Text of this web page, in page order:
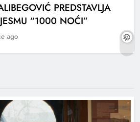
PREDSTAVLJA
“1000 NOĆI”
ago